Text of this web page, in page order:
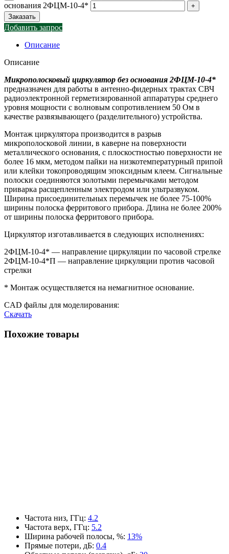
основания 2ФЦМ-10-4*
Заказать
Добавить запрос
Описание
Описание
Микрополосковый циркулятор без основания 2ФЦМ-10-4*
предназначен для работы в антенно-фидерных трактах СВЧ
радиоэлектронной герметизированной аппаратуры среднего
уровня мощности с волновым сопротивлением 50 Ом в
качестве развязывающего (разделительного) устройства.
Монтаж циркулятора производится в разрыв
микрополосковой линии, в каверне на поверхности
металлического основания, с плоскостностью поверхности не
более 16 мкм, методом пайки на низкотемпературный припой
или клейки токопроводящим эпоксидным клеем. Сигнальные
полоски соединяются золотыми перемычками методом
приварка расщепленным электродом или ультразвуком.
Ширина присоединительных перемычек не более 75-100%
ширины полоска ферритового прибора. Длина не более 200%
от ширины полоска ферритового прибора.
Циркулятор изготавливается в следующих исполнениях:
2ФЦМ-10-4* — направление циркуляции по часовой стрелке
2ФЦМ-10-4*П — направление циркуляции против часовой
стрелки
* Монтаж осуществляется на немагнитное основание.
CAD файлы для моделирования:
Скачать
Похожие товары
Частота низ, ГГц: 4.2
Частота верх, ГГц: 5.2
Ширина рабочей полосы, %: 13%
Прямые потери, дБ: 0.4